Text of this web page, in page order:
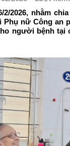
2/2026, nhằm
Phụ nữ Công an
người bệnh tại